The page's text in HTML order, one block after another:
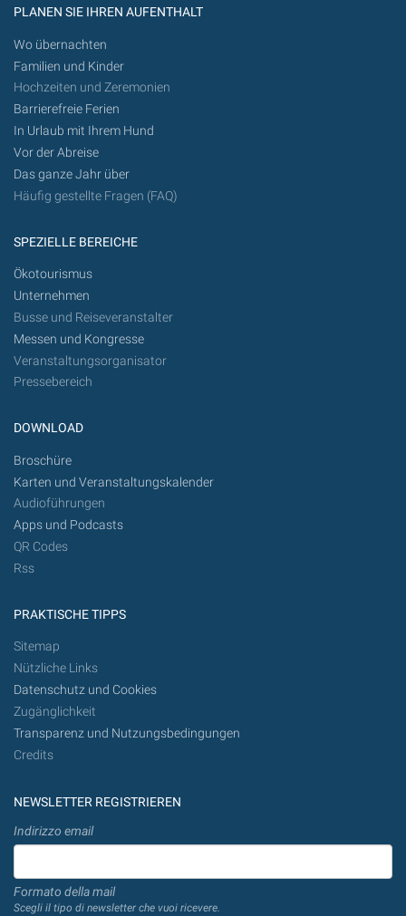
PLANEN SIE IHREN AUFENTHALT
Wo übernachten
Familien und Kinder
Hochzeiten und Zeremonien
Barrierefreie Ferien
In Urlaub mit Ihrem Hund
Vor der Abreise
Das ganze Jahr über
Häufig gestellte Fragen (FAQ)
SPEZIELLE BEREICHE
Ökotourismus
Unternehmen
Busse und Reiseveranstalter
Messen und Kongresse
Veranstaltungsorganisator
Pressebereich
DOWNLOAD
Broschüre
Karten und Veranstaltungskalender
Audioführungen
Apps und Podcasts
QR Codes
Rss
PRAKTISCHE TIPPS
Sitemap
Nützliche Links
Datenschutz und Cookies
Zugänglichkeit
Transparenz und Nutzungsbedingungen
Credits
NEWSLETTER REGISTRIEREN
Indirizzo email
Formato della mail
Scegli il tipo di newsletter che vuoi ricevere.